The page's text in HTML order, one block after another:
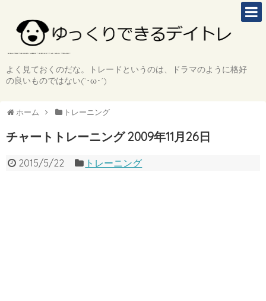
よく見ておくのだな。トレードというのは、ドラマのように格好
の良いものではない(`･ω･´)
ホーム トレーニング
チャートトレーニング 2009年11月26日
2015/5/22 トレーニング